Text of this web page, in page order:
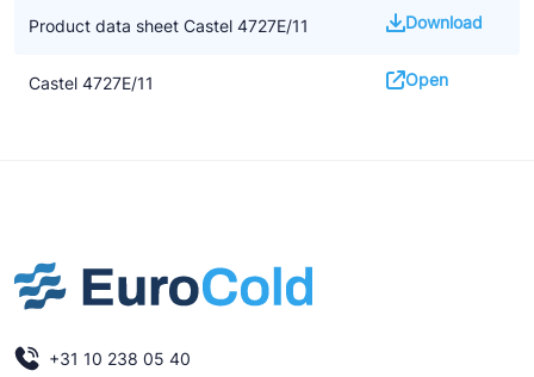
Product data sheet Castel 4727E/11 Download
Castel 4727E/11 Open
+31 10 238 05 40